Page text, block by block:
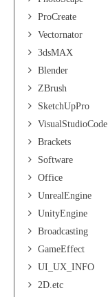
ProCreate
Vectornator
3dsMAX
Blender
ZBrush
SketchUpPro
VisualStudioCode
Brackets
Software
Office
UnrealEngine
UnityEngine
Broadcasting
GameEffect
UI_UX_INFO
2D.etc